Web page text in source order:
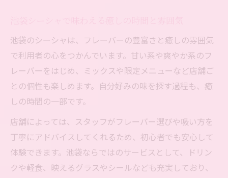
池袋のシーシャは、フレーバーの豊富さと癒しの雰囲気
で利用者の心をつかんでいます。甘い系や爽やか系のフ
レーバーをはじめ、ミックスや限定メニューなど店舗ご
との個性も楽しめます。自分好みの味を探す過程も、癒
しの時間の一部です。
店舗によっては、スタッフがフレーバー選びや吸い方を
丁寧にアドバイスしてくれるため、初心者でも安心して
体験できます。池袋ならではのサービスとして、ドリン
クや軽食、映えるグラスやシールなども充実しており、